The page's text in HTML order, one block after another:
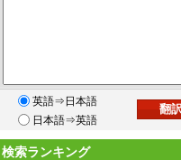
英語⇒日本語
日本語⇒英語
検索ランキング